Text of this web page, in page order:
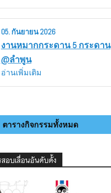
05. กันยายน2026
งานหมากกระดาน 5 กระดาน
@ลำพูน
อ่านเพิ่มเติม
ตารางกิจกรรมทั้งหมด
อบเลื่อนอันดับดั้ง